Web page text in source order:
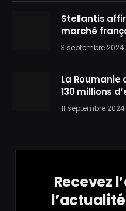
Stellantis
marché
3 septembre 2024
La Roumanie
130 millions
11 septembre 2024
Recevez